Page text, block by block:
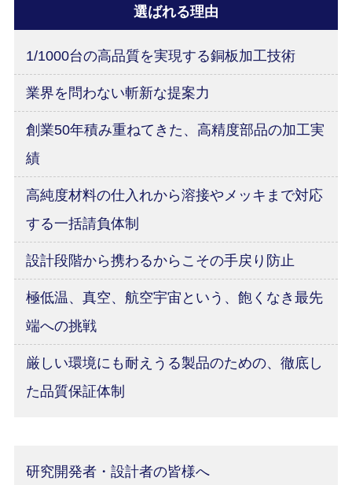
選ばれる理由
1/1000台の高品質を実現する銅板加工技術
業界を問わない斬新な提案力
創業50年積み重ねてきた、高精度部品の加工実
績
高純度材料の仕入れから溶接やメッキまで対応
する一括請負体制
設計段階から携わるからこその手戻り防止
極低温、真空、航空宇宙という、飽くなき最先
端への挑戦
厳しい環境にも耐えうる製品のための、徹底し
た品質保証体制
研究開発者・設計者の皆様へ